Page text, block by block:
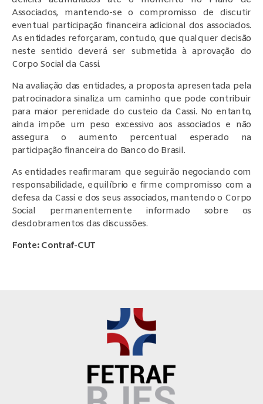
Associados, mantendo-se o compromisso de discutir
eventual participação financeira adicional dos associados.
As entidades reforçaram, contudo, que qualquer decisão
neste sentido deverá ser submetida à aprovação do
Corpo Social da Cassi.
Na avaliação das entidades, a proposta apresentada pela
patrocinadora sinaliza um caminho que pode contribuir
para maior perenidade do custeio da Cassi. No entanto,
ainda impõe um peso excessivo aos associados e não
assegura o aumento percentual esperado na
participação financeira do Banco do Brasil.
As entidades reafirmaram que seguirão negociando com
responsabilidade, equilíbrio e firme compromisso com a
defesa da Cassi e dos seus associados, mantendo o Corpo
Social permanentemente informado sobre os
desdobramentos das discussões.
Fonte: Contraf-CUT